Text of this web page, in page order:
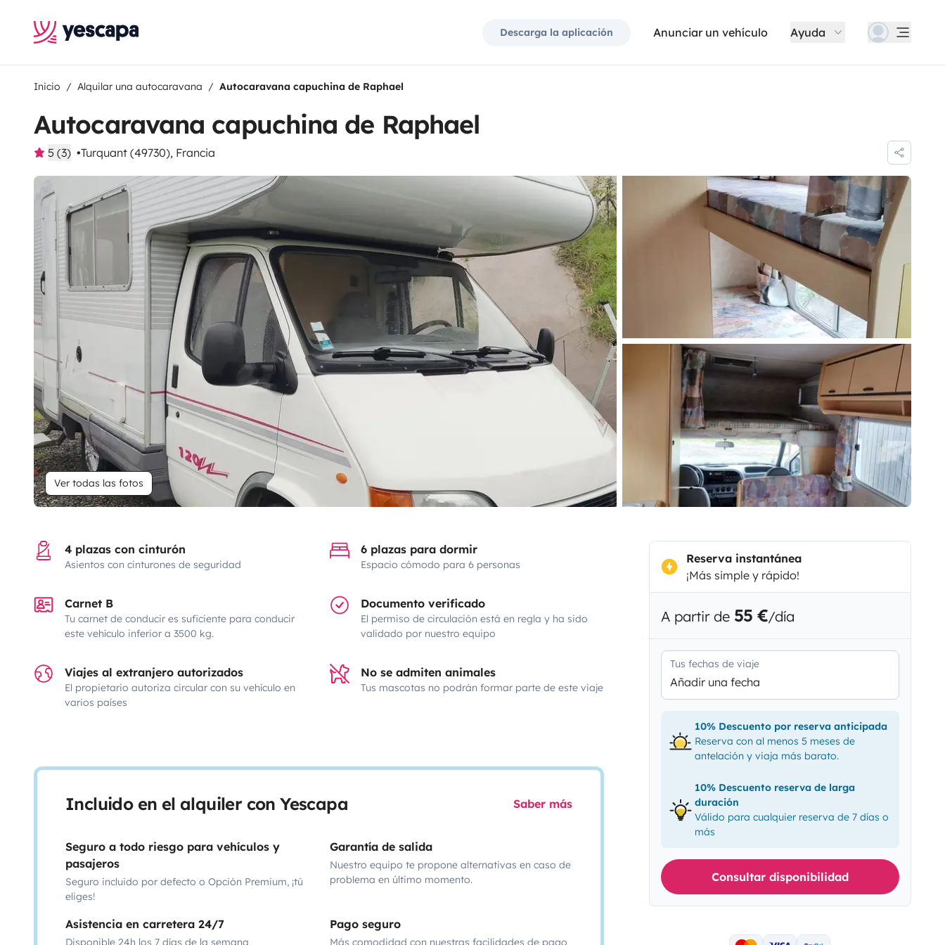
Descarga la aplicación Anunciar un vehículo Ayuda
Inicio Alquilar una autocaravana Autocaravana capuchina de Raphael
Autocaravana capuchina de Raphael
5 (3) Turquant (49730), Francia
Ver todas las fotos
4 plazas con cinturón
Asientos con cinturones de seguridad
6 plazas para dormir
Espacio cómodo para 6 personas
Carnet B
Tu carnet de conducir es suficiente para conducir
este vehículo inferior a 3500 kg.
Documento verificado
El permiso de circulación está en regla y ha sido
validado por nuestro equipo
Viajes al extranjero autorizados
El propietario autoriza circular con su vehículo en
varios países
No se admiten animales
Tus mascotas no podrán formar parte de este viaje
Incluido en el alquiler con Yescapa Saber más
Seguro a todo riesgo para vehículos y
pasajeros
Seguro incluido por defecto o Opción Premium, ¡tú
eliges!
Garantía de salida
Nuestro equipo te propone alternativas en caso de
problema en último momento.
Asistencia en carretera 24/7
Disponible 24h los 7 días de la semana
Pago seguro
Más comodidad con nuestras facilidades de pago
Reserva instantánea
¡Más simple y rápido!
A partir de 55 €/día
Tus fechas de viaje
Añadir una fecha
10% Descuento por reserva anticipada
Reserva con al menos 5 meses de
antelación y viaja más barato.
10% Descuento reserva de larga
duración
Válido para cualquier reserva de 7 días o
más
Consultar disponibilidad